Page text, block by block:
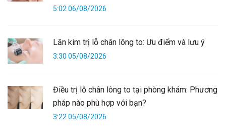
5:02 06/08/2026
Lăn kim trị lỗ chân lông to: Ưu điểm và lưu ý
3:30 05/08/2026
Điều trị lỗ chân lông to tại phòng khám: Phương
pháp nào phù hợp với bạn?
3:22 05/08/2026